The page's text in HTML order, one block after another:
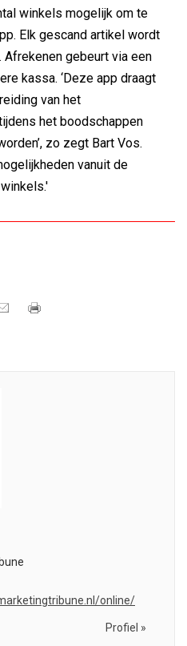
winkels mogelijk om te
Elk gescand artikel wordt
gebeurt via een
kassa. ‘Deze app draagt
van het
het boodschappen
zo zegt Bart Vos.
vanuit de
online/
Profiel »